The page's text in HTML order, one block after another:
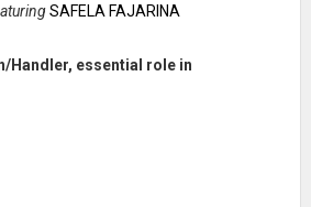
SAFELA FAJARINA
Handler, essential role in